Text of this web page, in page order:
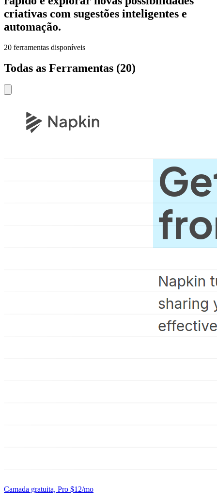
criativas com sugestões inteligentes e
automação.
20 ferramentas disponíveis
Todas as Ferramentas (20)
Camada gratuita, Pro $12/mo